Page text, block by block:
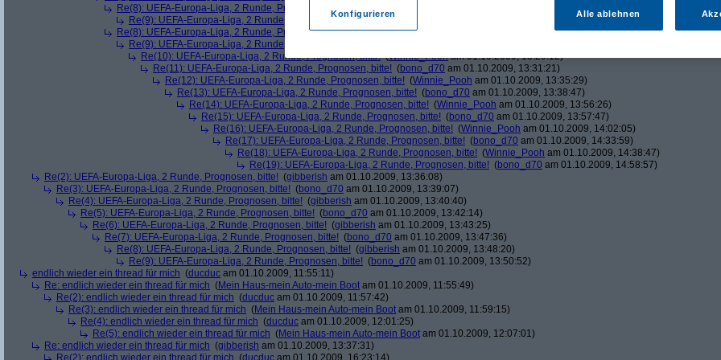
Re(8): UEFA-Europa-Liga, 2 Runde, Prognosen, bitte! ( ducduc
Re(9): UEFA-Europa-Liga, 2 Runde, Prognosen, bitte! (bono_d70
Re(8): UEFA-Europa-Liga, 2 Runde, Prognosen, bitte!(Winnie_Pooh
Re(9): UEFA-Europa-Liga, 2 Runde, Prognosen, bitte!
Re(10): UEFA-Europa-Liga, 2 Runde, Prognosen, bitte!(Winnie_Pooham 01.10.2009, 13:29:12)
Re(11): UEFA-Europa-Liga, 2 Runde, Prognosen, bitte! (bono_d70 am 01.10.2009, 13:31:21)
Re(12): UEFA-Europa-Liga, 2 Runde, Prognosen, bitte! (Winnie_Pooh am 01.10.2009, 13:35:29)
Re(13): UEFA-Europa-Liga, 2 Runde, Prognosen, bitte! (bono_d70 am 01.10.2009, 13:38:47)
Re(14): UEFA-Europa-Liga, 2 Runde, Prognosen, bitte! (Winnie_Pooh am 01.10.2009, 13:56:26)
Re(15): UEFA-Europa-Liga, 2 Runde, Prognosen, bitte! (bono_d70 am 01.10.2009, 13:57:47)
Re(16): UEFA-Europa-Liga, 2 Runde, Prognosen, bitte! (Winnie_Pooh am 01.10.2009, 14:02:05)
Re(17): UEFA-Europa-Liga, 2 Runde, Prognosen, bitte! (bono_d70 am 01.10.2009, 14:33:59)
Re(18): UEFA-Europa-Liga, 2 Runde, Prognosen, bitte! (Winnie_Pooh am 01.10.2009, 14:38:47)
Re(19): UEFA-Europa-Liga, 2 Runde, Prognosen, bitte! (bono_d70 am 01.10.2009, 14:58:57)
Re(2): UEFA-Europa-Liga, 2 Runde, Prognosen, bitte! (gibberish am 01.10.2009, 13:36:08)
Re(3): UEFA-Europa-Liga, 2 Runde, Prognosen, bitte! (bono_d70 am 01.10.2009, 13:39:07)
Re(4): UEFA-Europa-Liga, 2 Runde, Prognosen, bitte! (gibberish am 01.10.2009, 13:40:40)
Re(5): UEFA-Europa-Liga, 2 Runde, Prognosen, bitte! (bono_d70 am 01.10.2009, 13:42:14)
Re(6): UEFA-Europa-Liga, 2 Runde, Prognosen, bitte! (gibberish am 01.10.2009, 13:43:25)
Re(7): UEFA-Europa-Liga, 2 Runde, Prognosen, bitte! (bono_d70 am 01.10.2009, 13:47:36)
Re(8): UEFA-Europa-Liga, 2 Runde, Prognosen, bitte! (gibberish am 01.10.2009, 13:48:20)
Re(9): UEFA-Europa-Liga, 2 Runde, Prognosen, bitte! (bono_d70 am 01.10.2009, 13:50:52)
endlich wieder ein thread für mich (ducduc am 01.10.2009, 11:55:11)
Re: endlich wieder ein thread für mich (Mein Haus-mein Auto-mein Boot am 01.10.2009, 11:55:49)
Re(2): endlich wieder ein thread für mich (ducduc am 01.10.2009, 11:57:42)
Re(3): endlich wieder ein thread für mich (Mein Haus-mein Auto-mein Boot am 01.10.2009, 11:59:15)
Re(4): endlich wieder ein thread für mich (ducduc am 01.10.2009, 12:01:25)
Re(5): endlich wieder ein thread für mich (Mein Haus-mein Auto-mein Boot am 01.10.2009, 12:07:01)
Re: endlich wieder ein thread für mich (gibberish am 01.10.2009, 13:37:31)
Re(2): endlich wieder ein thread für mich (ducduc am 01.10.2009, 16:23:14)
Konfigurieren Alle ablehnen